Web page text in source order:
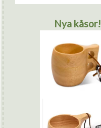
Nya kåsor!